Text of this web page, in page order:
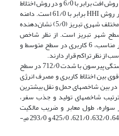
دارد به گونه‌ای که این اختلاط در روش افت برابر با 6/0 و در روش اختلاط
کاربری، تقریباً برابر با 72/0 و در روش HHI برابر با 61/0 است. دامنه
تغییرات آماره کانونی در مناطق مختلف شهری تبریز (5/0) نشان‌دهنده
سطح شهر تبریز است. از نظر شاخص
کثرت، 6 کاربری در سطح بسیار مناسب، 6 کاربری در سطح متوسط و
نتایج حاصل از همبستگی پیرسون با شدت 712/0 در سطح
بسیار قوی بین اختلاط کاربری و مصرف انرژی
در بین شاخص­های حمل و نقل بیشترین
شاخص­های تولید و جذب سفر،
طول معابر و ضریب مالکیت
خودرو با ضرایب همبستگی 649/0، 632/0، 621/0، 425/0 و 293/0 می­